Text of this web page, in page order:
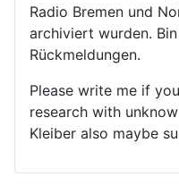
Radio Bremen und
archiviert wurden.
Rückmeldungen.
Please write me if
research with
Kleiber also maybe